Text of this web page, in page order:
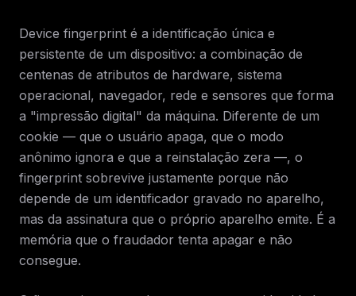
Device fingerprint é a identificação única e
persistente de um dispositivo: a combinação de
centenas de atributos de hardware, sistema
operacional, navegador, rede e sensores que forma
a "impressão digital" da máquina. Diferente de um
cookie — que o usuário apaga, que o modo
anônimo ignora e que a reinstalação zera —, o
fingerprint sobrevive justamente porque não
depende de um identificador gravado no aparelho,
mas da assinatura que o próprio aparelho emite. É a
memória que o fraudador tenta apagar e não
consegue.